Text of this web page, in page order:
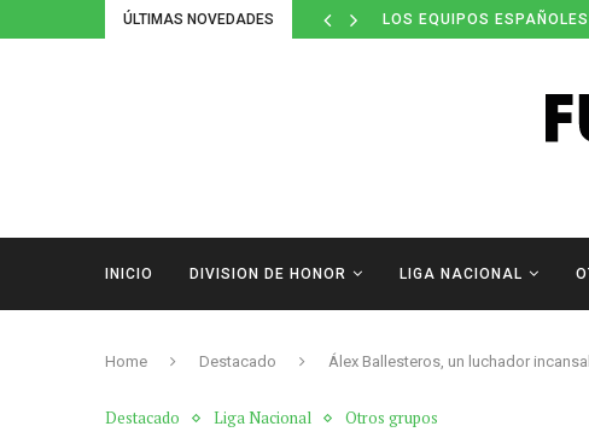
ÚLTIMAS NOVEDADES LOS EQUIPOS
INICIO DIVISION DE HONOR LIGA NACIONAL
Home Destacado Álex Ballesteros, un luchador
Destacado Liga Nacional Otros grupos